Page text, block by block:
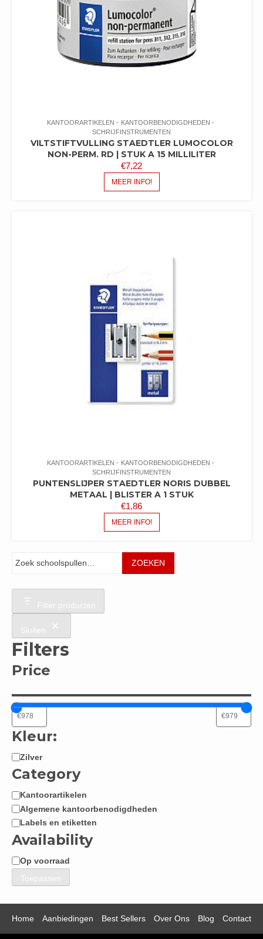
KANTOORARTIKELEN
KANTOORBENODIGDHEDEN
SCHRIJFINSTRUMENTEN
VILTSTIFTVULLING STAEDTLER LUMOCOLOR
NON-PERM. RD | STUK A 15 MILLILITER
€7,22
MEER INFO!
KANTOORARTIKELEN
KANTOORBENODIGDHEDEN
SCHRIJFINSTRUMENTEN
PUNTENSLIJPER STAEDTLER NORIS DUBBEL
METAAL | BLISTER A 1 STUK
€1,86
MEER INFO!
ZOEKEN
Filter producten
Sluiten
Filters
Price
Kleur:
Kleur:
Zilver
Category
Categorie
Kantoorartikelen
Algemene kantoorbenodigdheden
Labels en etiketten
Availability
Beschikbaarheid
Op voorraad
Toepassen
Home Aanbiedingen Best Sellers Over Ons Blog Contact